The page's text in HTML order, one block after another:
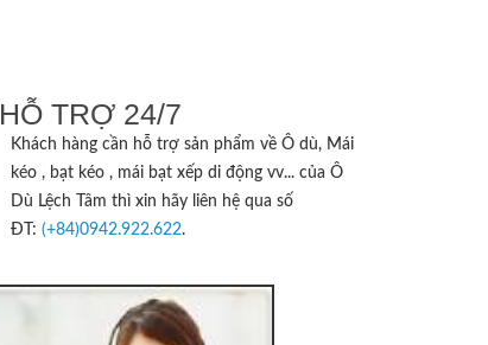
HỖ TRỢ 24/7
Khách hàng cần hỗ trợ sản phẩm về Ô dù, Mái
kéo , bạt kéo , mái bạt xếp di động vv... của Ô
Dù Lệch Tâm thì xin hãy liên hệ qua số
ĐT: (+84)0942.922.622.